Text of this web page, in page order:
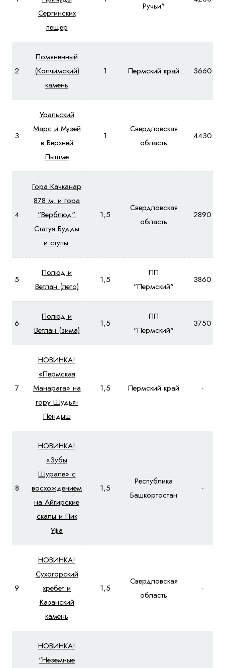
Сергинских
пещер
Ручьи"
2
Помяненный
(Колчимский)
камень
1 Пермский край 3660
3
Уральский
Марс и Музей
в Верхней
Пышме
1
Свердловская
область
4430
4
Гора Качканар
878 м. и гора
"Верблюд".
Статуя Будды
и ступы.
1,5
Свердловская
область
2890
5
Полюд и
Ветлан (лето)
1,5
ПП
"Пермский"
3860
6
Полюд и
Ветлан (зима)
1,5
ПП
"Пермский"
3750
7
НОВИНКА!
«Пермская
Манарага» на
гору Шудья-
Пендыш
1,5 Пермский край -
8
НОВИНКА!
«Зубы
Шурале» с
восхождением
на Айгирские
скалы и Пик
Уфа
1,5
Республика
Башкортостан
-
9
НОВИНКА!
Сухогорский
хребет и
Казанский
камень
1,5
Свердловская
область
-
НОВИНКА!
"Неземные